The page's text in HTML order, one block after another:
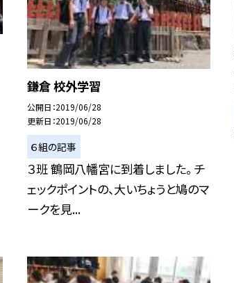
鎌倉 校外学習
公開日 2019/06/28
更新日 2019/06/28
６組の記事
３班 鶴岡八幡宮に到着しました。 チ
ェックポイントの、大いちょうと鳩のマ
ークを見...